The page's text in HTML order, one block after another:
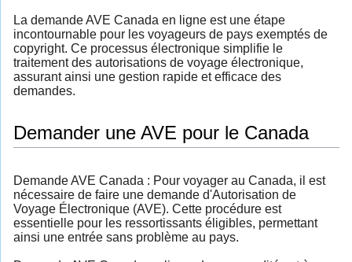
La demande AVE Canada en ligne est une étape
incontournable pour les voyageurs de pays exemptés de
copyright. Ce processus électronique simplifie le
traitement des autorisations de voyage électronique,
assurant ainsi une gestion rapide et efficace des
demandes.
Demander une AVE pour le Canada
Demande AVE Canada : Pour voyager au Canada, il est
nécessaire de faire une demande d'Autorisation de
Voyage Électronique (AVE). Cette procédure est
essentielle pour les ressortissants éligibles, permettant
ainsi une entrée sans problème au pays.